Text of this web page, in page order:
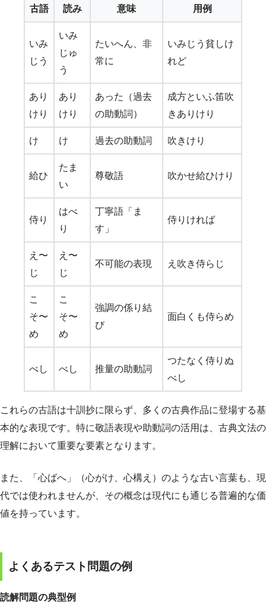
古語 読み 意味 用例
いみ
じう
いみ
じゅ
う
たいへん、非
常に
いみじう貧しけ
れど
あり
けり
あり
けり
あった（過去
の助動詞）
成方といふ笛吹
きありけり
け け 過去の助動詞 吹きけり
給ひ
たま
い
尊敬語 吹かせ給ひけり
侍り
はべ
り
丁寧語「ま
す」
侍りければ
え〜
じ
え〜
じ
不可能の表現 え吹き侍らじ
こ
そ〜
め
こ
そ〜
め
強調の係り結
び
面白くも侍らめ
べし べし 推量の助動詞
つたなく侍りぬ
べし
これらの古語は十訓抄に限らず、多くの古典作品に登場する基
本的な表現です。特に敬語表現や助動詞の活用は、古典文法の
理解において重要な要素となります。
また、「心ばへ」（心がけ、心構え）のような古い言葉も、現
代では使われませんが、その概念は現代にも通じる普遍的な価
値を持っています。
よくあるテスト問題の例
読解問題の典型例